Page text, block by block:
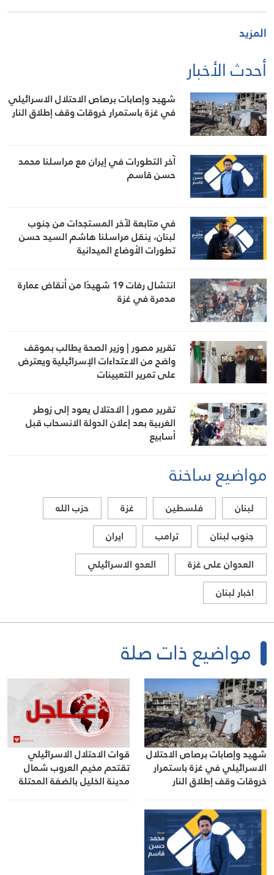
المزيد
أحدث الأخبار
شهيد وإصابات برصاص الاحتلال الاسرائيلي
في غزة باستمرار خروقات وقف إطلاق النار
آخر التطورات في إيران مع مراسلنا محمد
حسن قاسم
في متابعة لآخر المستجدات من جنوب
لبنان، ينقل مراسلنا هاشم السيد حسن
تطورات الأوضاع الميدانية
انتشال رفات 19 شهيدًا من أنقاض عمارة
مدمرة في غزة
تقرير مصور | وزير الصحة يطالب بموقف
واضح من الاعتداءات الإسرائيلية ويعترض
على تمرير التعيينات
تقرير مصور | الاحتلال يعود إلى زوطر
الغربية بعد إعلان الدولة الانسحاب قبل
أسابيع
مواضيع ساخنة
لبنان فلسطين غزة
حزب الله
جنوب لبنان
ترامب
ايران
العدوان على غزة
العدو الاسرائيلي
اخبار لبنان
مواضيع ذات صلة
شهيد وإصابات برصاص الاحتلال
الاسرائيلي في غزة باستمرار
خروقات وقف إطلاق النار
قوات الاحتلال الاسرائيلي
تقتحم مخيم العروب شمال
مدينة الخليل بالضفة المحتلة